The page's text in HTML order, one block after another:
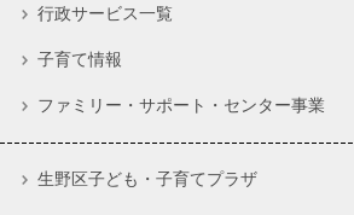
行政サービス一覧
子育て情報
ファミリー・サポート・センター事業
生野区子ども・子育てプラザ